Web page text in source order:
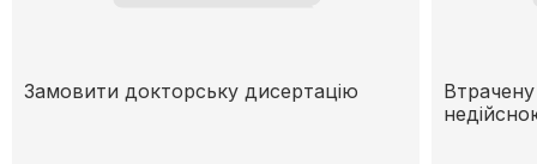
Замовити докторську дисертацію